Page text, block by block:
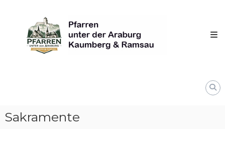
content
unter
derAraburg
Kaumberg
Sakramente